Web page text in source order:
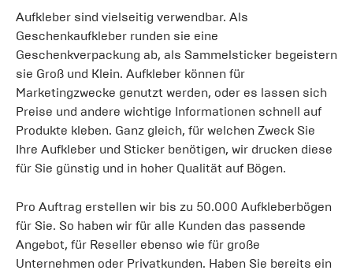
Aufkleber sind vielseitig verwendbar. Als
Geschenkaufkleber runden sie eine
Geschenkverpackung ab, als Sammelsticker begeistern
sie Groß und Klein. Aufkleber können für
Marketingzwecke genutzt werden, oder es lassen sich
Preise und andere wichtige Informationen schnell auf
Produkte kleben. Ganz gleich, für welchen Zweck Sie
Ihre Aufkleber und Sticker benötigen, wir drucken diese
für Sie günstig und in hoher Qualität auf Bögen.
Pro Auftrag erstellen wir bis zu 50.000 Aufkleberbögen
für Sie. So haben wir für alle Kunden das passende
Angebot, für Reseller ebenso wie für große
Unternehmen oder Privatkunden. Haben Sie bereits ein